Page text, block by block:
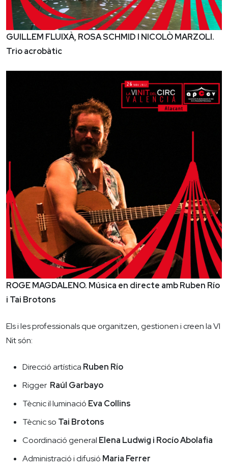
GUILLEM FLUIXÀ, ROSA SCHMID I NICOLÒ MARZOLI.
Trio acrobàtic
ROGE MAGDALENO. Música en directe amb Ruben Río
i Tai Brotons
Els i les professionals que organitzen, gestionen i creen la VI
Nit són:
Direcció artística Ruben Río
Rigger Raúl Garbayo
Tècnic il·luminació Eva Collins
Tècnic so Tai Brotons
Coordinació general Elena Ludwig i Rocío Abolafia
Administració i difusió Maria Ferrer